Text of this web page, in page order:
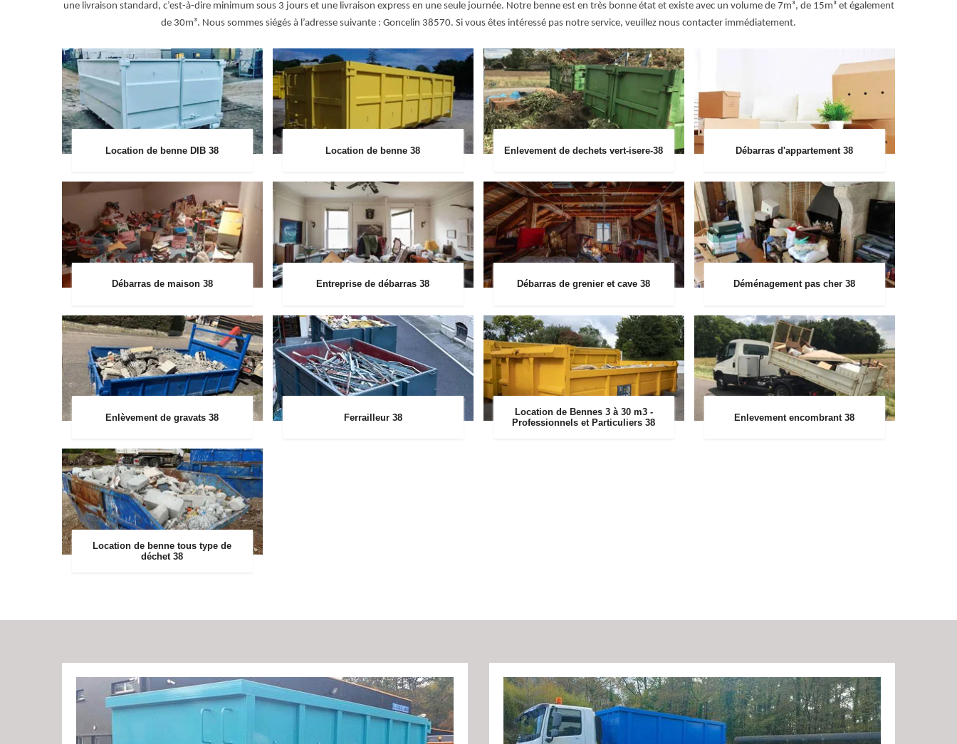
une livraison standard, c’est-à-dire minimum sous 3 jours et une livraison express en une seule journée. Notre benne est en très bonne état et existe avec un volume de 7m³, de 15m³ et également
de 30m³. Nous sommes siégés à l’adresse suivante : Goncelin 38570. Si vous êtes intéressé pas notre service, veuillez nous contacter immédiatement.
Location de benne DIB 38 Location de benne 38 Enlevement de dechets vert-isere-38 Débarras d'appartement 38
Débarras de maison 38 Entreprise de débarras 38 Débarras de grenier et cave 38 Déménagement pas cher 38
Enlèvement de gravats 38 Ferrailleur 38
Location de Bennes 3 à 30 m3 -
Professionnels et Particuliers 38
Enlevement encombrant 38
Location de benne tous type de
déchet 38